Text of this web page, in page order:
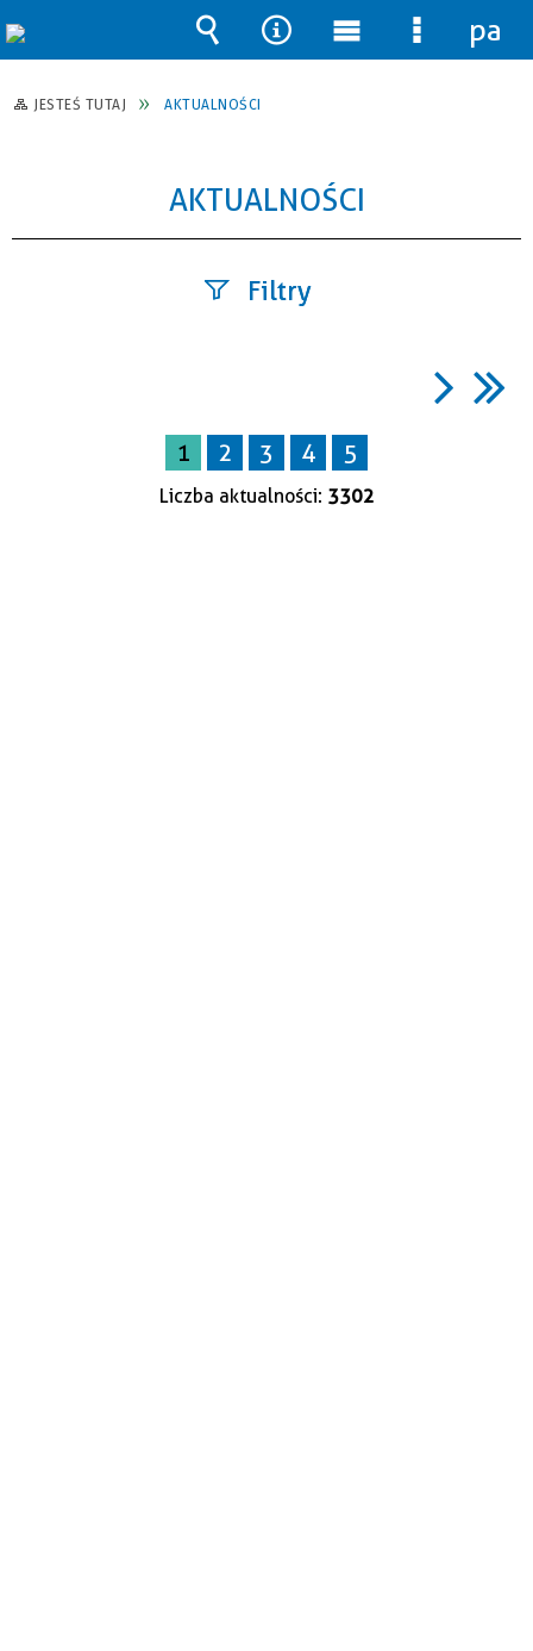
JESTEŚ TUTAJ AKTUALNOŚCI
AKTUALNOŚCI
Filtry
Data
1 2 3 4 5
Liczba aktualności: 3302
Wyszukiwarka
Narzędzia
MenuMenu